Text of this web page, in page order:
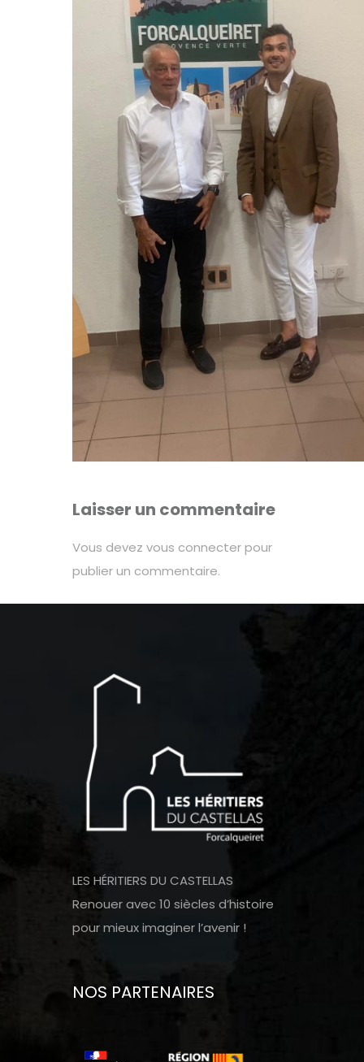
Laisser un commentaire
Vous devez vous connecterpour
publier un commentaire.
LES HÉRITIERS DU CASTELLAS
Renouer avec 10 siècles d’histoire
pour mieux imaginer l’avenir !
NOS PARTENAIRES